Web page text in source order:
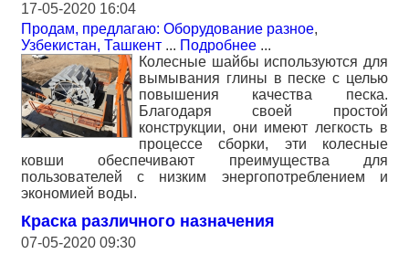
17-05-2020 16:04
Продам, предлагаю: Оборудование разное,
Узбекистан, Ташкент ... Подробнее ...
Колесные шайбы используются для
вымывания глины в песке с целью
повышения качества песка.
Благодаря своей простой
конструкции, они имеют легкость в
процессе сборки, эти колесные
ковши обеспечивают преимущества для
пользователей с низким энергопотреблением и
экономией воды.
Краска различного назначения
07-05-2020 09:30